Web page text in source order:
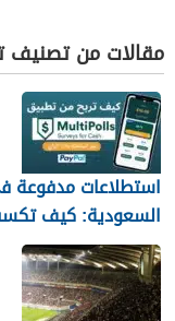
مقالات من تصنيف
استطلاعات مدفوعة
السعودية: كيف
المال مع MultiPolls